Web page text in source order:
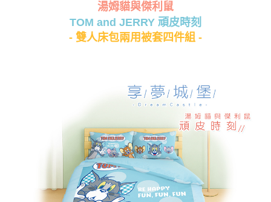
湯姆貓與傑利鼠
TOM and JERRY 頑皮時刻
- 雙人床包兩用被套四件組 -